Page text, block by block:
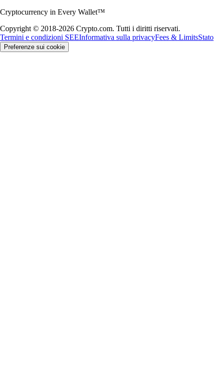
Cryptocurrency in Every Wallet™
Copyright © 2018-2026 Crypto.com. Tutti i diritti riservati.
Termini e condizioni SEEInformativa sulla privacyFees & LimitsStato
Preferenze sui cookie